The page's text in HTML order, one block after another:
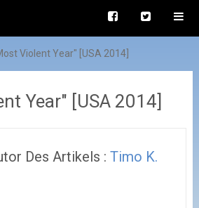
Violent Year" [USA 2014]
Year" [USA 2014]
Des Artikels :Timo K.